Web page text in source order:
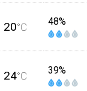
20°C 48%
24°C 39%